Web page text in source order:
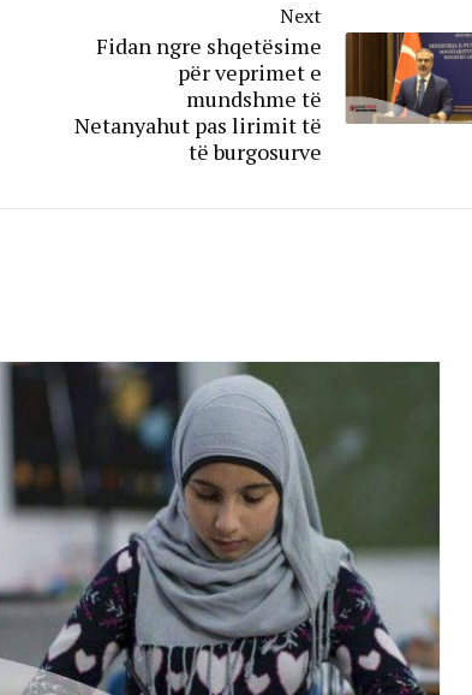
Next
Fidan ngre shqetësime
për veprimet e
mundshme të
Netanyahut pas lirimit të
të burgosurve